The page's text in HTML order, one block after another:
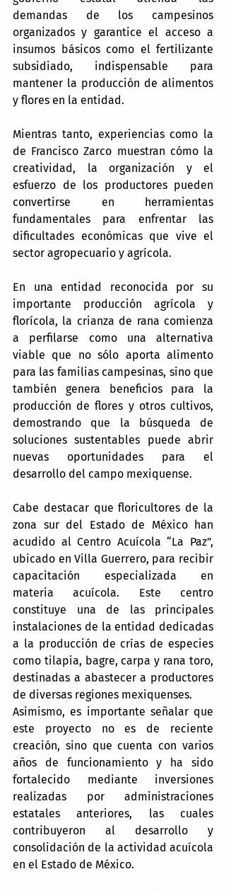
demandas de los campesinos
organizados y garantice el acceso a
insumos básicos como el fertilizante
subsidiado, indispensable para
mantener la producción de alimentos
y flores en la entidad.
Mientras tanto, experiencias como la
de Francisco Zarco muestran cómo la
creatividad, la organización y el
esfuerzo de los productores pueden
convertirse en herramientas
fundamentales para enfrentar las
dificultades económicas que vive el
sector agropecuario y agrícola.
En una entidad reconocida por su
importante producción agrícola y
florícola, la crianza de rana comienza
a perfilarse como una alternativa
viable que no sólo aporta alimento
para las familias campesinas, sino que
también genera beneficios para la
producción de flores y otros cultivos,
demostrando que la búsqueda de
soluciones sustentables puede abrir
nuevas oportunidades para el
desarrollo del campo mexiquense.
Cabe destacar que floricultores de la
zona sur del Estado de México han
acudido al Centro Acuícola “La Paz”,
ubicado en Villa Guerrero, para recibir
capacitación especializada en
materia acuícola. Este centro
constituye una de las principales
instalaciones de la entidad dedicadas
a la producción de crías de especies
como tilapia, bagre, carpa y rana toro,
destinadas a abastecer a productores
de diversas regiones mexiquenses.
Asimismo, es importante señalar que
este proyecto no es de reciente
creación, sino que cuenta con varios
años de funcionamiento y ha sido
fortalecido mediante inversiones
realizadas por administraciones
estatales anteriores, las cuales
contribuyeron al desarrollo y
consolidación de la actividad acuícola
en el Estado de México.